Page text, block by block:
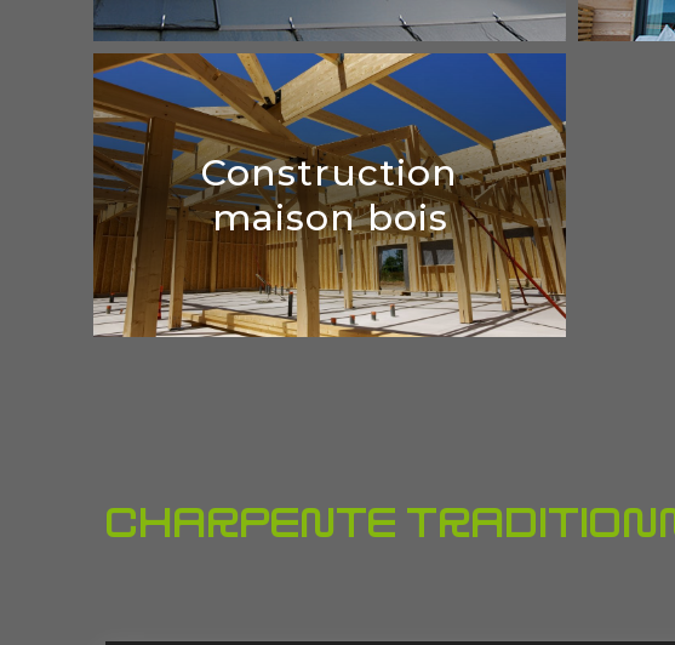
Vélux
En détails
Construction
maison bois
En détails
Charpente